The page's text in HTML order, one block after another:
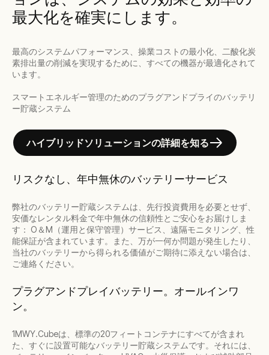
最大化を確実にします。
最高のシステムパフォーマンス、操業コストの最小化、二酸化炭
素排出量の削減を実現するために、すべての機器が最適化されて
います。
スマートエネルギー管理のためのプラグアンドプライのバッテリ
ー貯蔵システム
ハイブリッドソリューションの詳細を知る
リスクなし、年中無休のバッテリーサービス
弊社のバッテリー貯蔵システムは、先行投資費用を必要とせず、
安価なレンタル料金で年中無休の信頼性とご安心をお届けしま
す： O＆M（運用と保守管理）サービス、遠隔モニタリング、性
能保証が含まれています。また、万が一何か問題が発生したり、
当社のバッテリーから得られる価値がご期待に添えない場合は、
ご連絡ください。
プラグアンドプレイバッテリー。オールインワ
ン。
1MWY.Cubeは、標準の20フィートコンテナにすべてが含まれ
た、すぐに設置可能なバッテリー貯蔵システムです。それには、